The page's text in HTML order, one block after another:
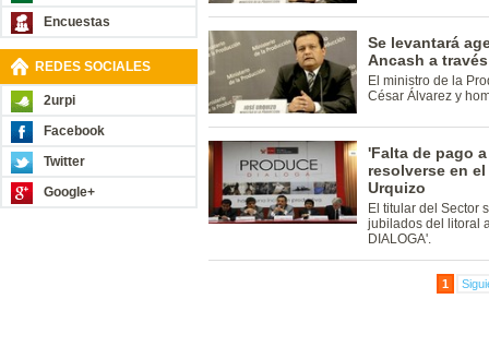
Encuestas
REDES SOCIALES
2urpi
Facebook
Twitter
Google+
Se levantará
Ancash a
El ministro de la
César Álvarez y
'Falta de pago
resolverse en
Urquizo
El titular del Sector
jubilados del litoral
DIALOGA'.
1